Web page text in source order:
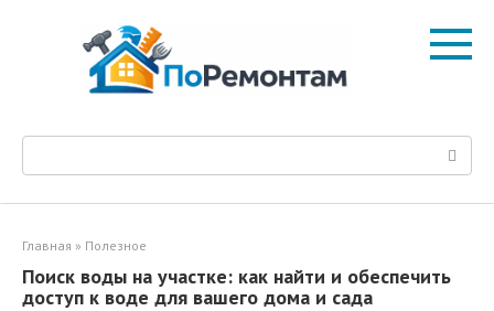
Поиск:
Главная » Полезное
Поиск воды на участке: как найти и обеспечить
доступ к воде для вашего дома и сада